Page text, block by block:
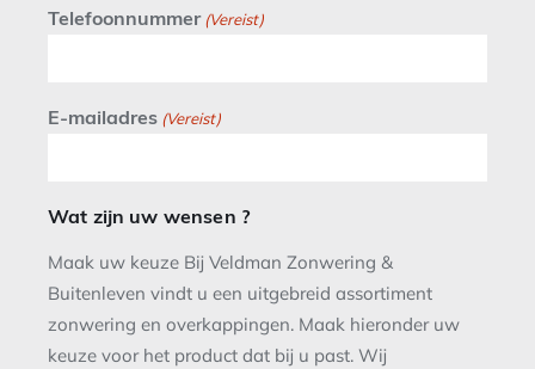
Telefoonnummer (Vereist)
E-mailadres (Vereist)
Wat zijn uw wensen ?
Maak uw keuze Bij Veldman Zonwering &
Buitenleven vindt u een uitgebreid assortiment
zonwering en overkappingen. Maak hieronder uw
keuze voor het product dat bij u past. Wij